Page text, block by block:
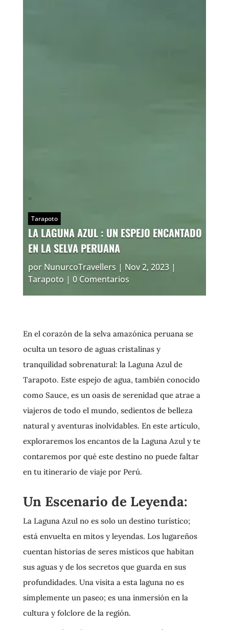
Tarapoto
LA LAGUNA AZUL : UN ESPEJO ENCANTADO
EN LA SELVA PERUANA
por NunurcoTravellers | Nov 2, 2023|
Tarapoto | 0 Comentarios
En el corazón de la selva amazónica peruana se
oculta un tesoro de aguas cristalinas y
tranquilidad sobrenatural: la Laguna Azul de
Tarapoto. Este espejo de agua, también conocido
como Sauce, es un oasis de serenidad que atrae a
viajeros de todo el mundo, sedientos de belleza
natural y aventuras inolvidables. En este artículo,
exploraremos los encantos de la Laguna Azul y te
contaremos por qué este destino no puede faltar
en tu itinerario de viaje por Perú.
Un Escenario de Leyenda:
La Laguna Azul no es solo un destino turístico;
está envuelta en mitos y leyendas. Los lugareños
cuentan historias de seres místicos que habitan
sus aguas y de los secretos que guarda en sus
profundidades. Una visita a esta laguna no es
simplemente un paseo; es una inmersión en la
cultura y folclore de la región.